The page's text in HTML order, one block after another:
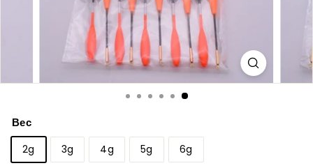
Вес
2g 3g 4g 5g 6g